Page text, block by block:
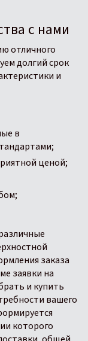
с нами
отличного
долгий срок
и
в
ценой;
заказа
заявки на
и купить
вашего
которого